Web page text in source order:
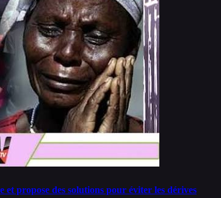
propose des solutions pour éviter les dérives